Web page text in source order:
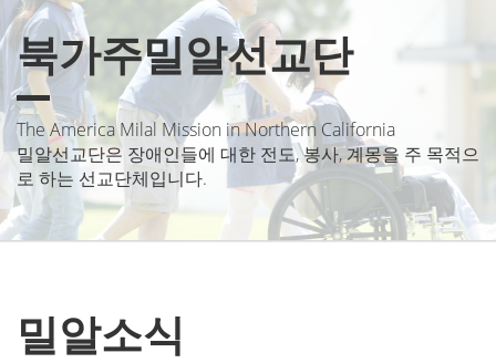
북가주밀알선교단
The America Milal Mission in Northern California
밀알선교단은 장애인들에 대한 전도, 봉사, 계몽을 주 목적으
로 하는 선교단체입니다.
밀알소식